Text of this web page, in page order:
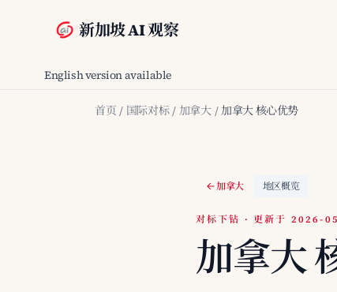
新加坡 AI 观察
English version available
首页 / 国际对标 / 加拿大 / 加拿大 核心优势
加拿大 地区概览
对标下钻 · 更新于 2026-
加拿大